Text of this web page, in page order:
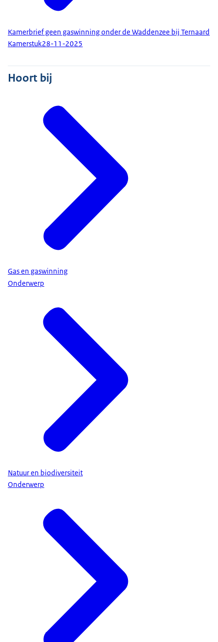
Kamerbrief geen gaswinning onder de Waddenzee bij Ternaard
Kamerstuk28-11-2025
Hoort bij
Gas en gaswinning
Onderwerp
Natuur en biodiversiteit
Onderwerp